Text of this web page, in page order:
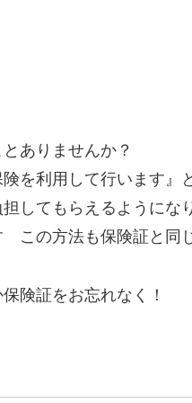
ありませんか？
を利用して行います』
してもらえるようにな
この方法も保険証と同
険証をお忘れなく！